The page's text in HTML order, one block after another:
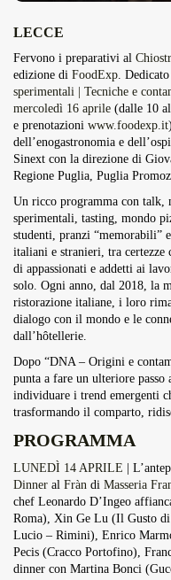
LECCE
Fervono i preparativi al
edizione di FoodExp.
sperimentali | Tecniche e
mercoledì 16 aprile (dalle 10
e prenotazioni www.foodexp.it
dell’enogastronomia e
Sinext con la direzione di
Regione Puglia, Puglia
Un ricco programma con talk,
sperimentali, tasting, mondo
studenti, pranzi “memorabili”
italiani e stranieri, tra
di appassionati e addetti ai
solo. Ogni anno, dal 2018, la
ristorazione italiane, i loro
dialogo con il mondo e le
dall’hôtellerie.
Dopo “DNA – Origini e
punta a fare un ulteriore
individuare i trend emergenti
trasformando il comparto,
PROGRAMMA
LUNEDÌ 14 APRILE |
Dinner al Fràn di Masseria
chef Leonardo D’Ingeo
Roma), Xin Ge Lu (Il Gusto
Lucio – Rimini), Enrico
Pecis (Cracco Portofino),
dinner con Martina Bonci